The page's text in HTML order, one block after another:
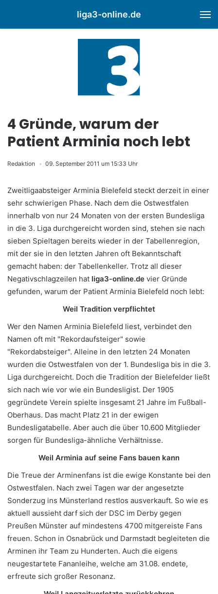
liga3-online.de
4 Gründe, warum der
Patient Arminia noch lebt
Redaktion 09. September 2011 um 15:33 Uhr
Zweitligaabsteiger Arminia Bielefeld steckt derzeit in einer
sehr schwierigen Phase. Nach dem die Ostwestfalen
innerhalb von nur 24 Monaten von der ersten Bundesliga
in die 3. Liga durchgereicht worden sind, stehen sie nach
sieben Spieltagen bereits wieder in der Tabellenregion,
mit der sie in den letzten Jahren oft Bekanntschaft
gemacht haben: der Tabellenkeller. Trotz all dieser
Negativschlagzeilen hat liga3-online.de vier Gründe
gefunden, warum der Patient Arminia Bielefeld noch lebt:
Weil Tradition verpflichtet
Wer den Namen Arminia Bielefeld liest, verbindet den
Namen oft mit "Rekordaufsteiger" sowie
"Rekordabsteiger". Alleine in den letzten 24 Monaten
wurden die Ostwestfalen von der 1. Bundesliga bis in die 3.
Liga durchgereicht. Doch die Tradition der Bielefelder ließt
sich nach wie vor wie ein Bundesligist. Der 1905
gegründete Verein spielte insgesamt 21 Jahre im Fußball-
Oberhaus. Das macht Platz 21 in der ewigen
Bundesligatabelle. Aber auch die über 10.600 Mitglieder
sorgen für Bundesliga-ähnliche Verhältnisse.
Weil Arminia auf seine Fans bauen kann
Die Treue der Arminenfans ist die ewige Konstante bei den
Ostwestfalen. Nach zwei Tagen war der angesetzte
Sonderzug ins Münsterland restlos ausverkauft. So wie es
aktuell aussieht darf sich der DSC im Derby gegen
Preußen Münster auf mindestens 4700 mitgereiste Fans
freuen. Schon in Osnabrück und Darmstadt begleiteten die
Arminen ihr Team zu Hunderten. Auch die eigens
neugestartete Fananleihe, welche am 31.08. endete,
erfreute sich großer Resonanz.